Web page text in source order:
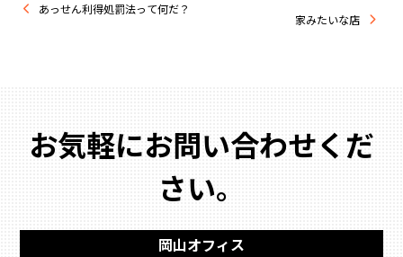
あっせん利得処罰法って何だ？
家みたいな店
お気軽にお問い合わせくだ
さい。
岡山オフィス